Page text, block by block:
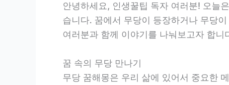
안녕하세요, 인생꿀팁 독자 여러분! 오늘
습니다. 꿈에서 무당이 등장하거나 무당
여러분과 함께 이야기를 나눠보고자 합니
꿈 속의 무당 만나기
무당 꿈해몽은 우리 삶에 있어서 중요한